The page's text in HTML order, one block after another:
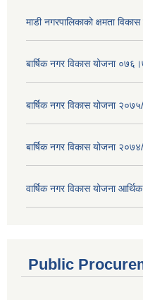
माडी नगरपालिकाको क्षमता
बार्षिक नगर विकास योजना
बार्षिक नगर विकास योजना
बार्षिक नगर विकास योजना
वार्षिक नगर विकास योजना
Public